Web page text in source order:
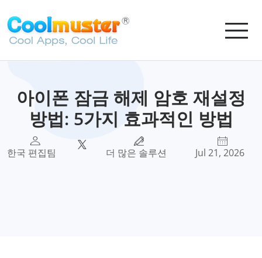
아이폰 잠금 해제 암호 재설정
방법: 5가지 효과적인 방법
한국 편집팀 더 많은 솔루션 Jul 21, 2026